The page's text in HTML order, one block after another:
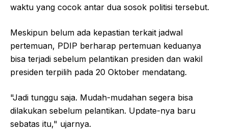
waktu yang cocok antar dua sosok politisi tersebut.
Meskipun belum ada kepastian terkait jadwal
pertemuan, PDIP berharap pertemuan keduanya
bisa terjadi sebelum pelantikan presiden dan wakil
presiden terpilih pada 20 Oktober mendatang.
"Jadi tunggu saja. Mudah-mudahan segera bisa
dilakukan sebelum pelantikan. Update-nya baru
sebatas itu," ujarnya.